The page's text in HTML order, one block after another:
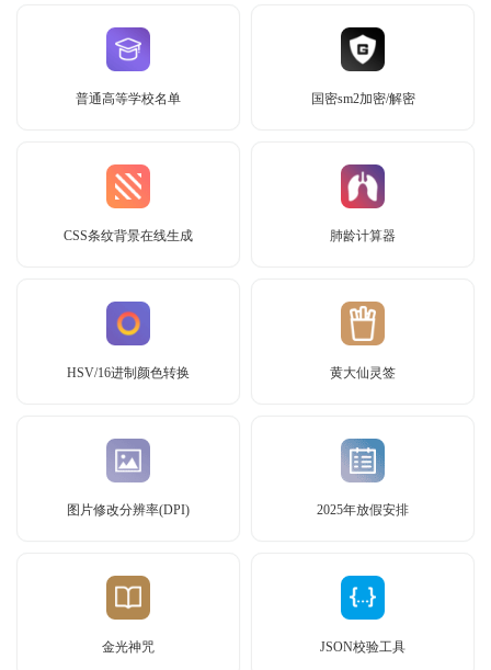
普通高等学校名单 国密sm2加密/解密
CSS条纹背景在线生成 肺龄计算器
HSV/16进制颜色转换 黄大仙灵签
图片修改分辨率(DPI) 2025年放假安排
金光神咒 JSON校验工具